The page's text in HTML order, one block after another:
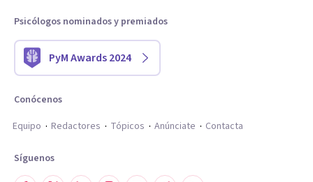
Psicólogos nominados y premiados
PyM Awards 2024
Conócenos
Equipo
Redactores Tópicos Anúnciate Contacta
Síguenos